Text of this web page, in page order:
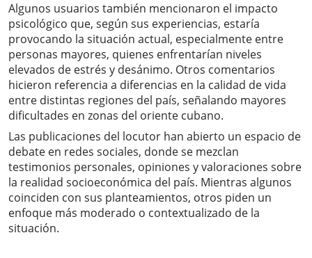
Algunos usuarios también mencionaron el impacto
psicológico que, según sus experiencias, estaría
provocando la situación actual, especialmente entre
personas mayores, quienes enfrentarían niveles
elevados de estrés y desánimo. Otros comentarios
hicieron referencia a diferencias en la calidad de vida
entre distintas regiones del país, señalando mayores
dificultades en zonas del oriente cubano.
Las publicaciones del locutor han abierto un espacio de
debate en redes sociales, donde se mezclan
testimonios personales, opiniones y valoraciones sobre
la realidad socioeconómica del país. Mientras algunos
coinciden con sus planteamientos, otros piden un
enfoque más moderado o contextualizado de la
situación.